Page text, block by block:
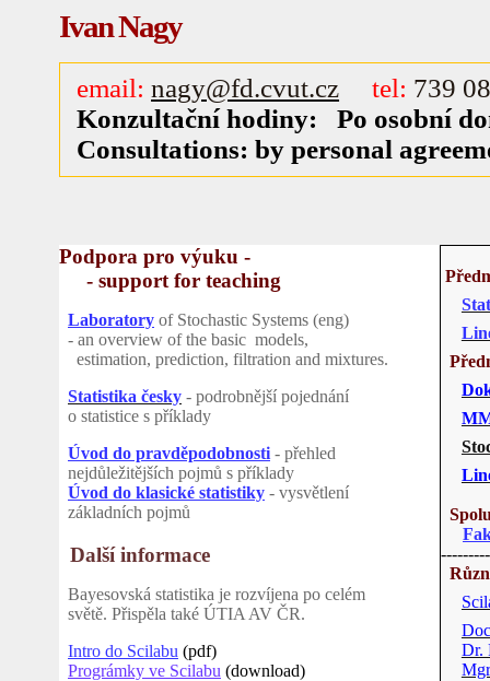
Ivan Nagy
email: nagy@fd.cvut.cz tel: 739
Konzultační hodiny: Po osobní
Consultations: by personal
Podpora pro výuku -
- support for teaching
Laboratory of Stochastic Systems (eng)
- an overview of the basic models,
estimation, prediction, filtration and mixtures.
Statistika česky - podrobnější pojednání
o statistice s příklady
Úvod do pravděpodobnosti - přehled
nejdůležitějších pojmů s příklady
Úvod do klasické statistiky - vysvětlení
základních pojmů
Další informace
Bayesovská statistika je rozvíjena po celém
světě. Přispěla také ÚTIA AV ČR.
Intro do Scilabu (pdf)
Prográmky ve Scilabu (download)
Dr.